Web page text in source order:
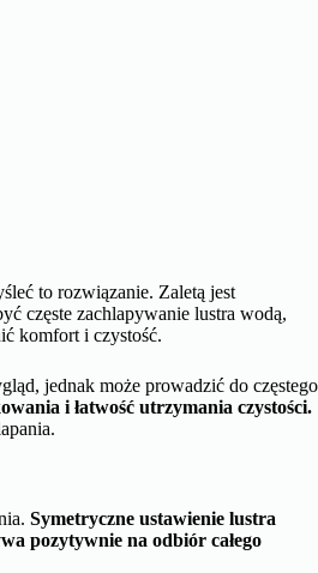
to rozwiązanie. Zaletą jest
częste zachlapywanie lustra wodą,
komfort i czystość.
jednak może prowadzić do częstego
i łatwość utrzymania czystości.
Symetryczne ustawienie lustra
pozytywnie na odbiór całego